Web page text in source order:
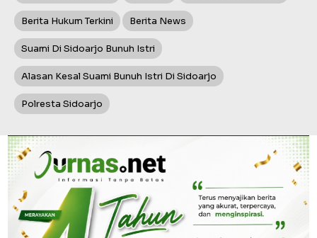
Berita Hukum Terkini Berita News
Suami Di Sidoarjo Bunuh Istri
Alasan Kesal Suami Bunuh Istri Di Sidoarjo
Polresta Sidoarjo